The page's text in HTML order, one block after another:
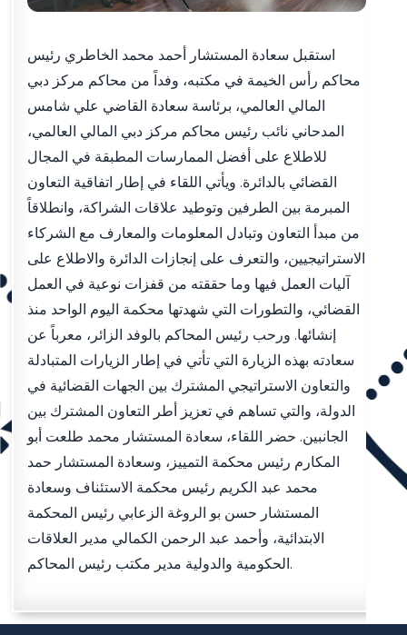
استقبل سعادة المستشار أحمد محمد الخاطري رئيس
محاكم رأس الخيمة في مكتبه، وفداً من محاكم مركز دبي
المالي العالمي، برئاسة سعادة القاضي علي شامس
المدحاني نائب رئيس محاكم مركز دبي المالي العالمي،
للاطلاع على أفضل الممارسات المطبقة في المجال
القضائي بالدائرة. ويأتي اللقاء في إطار اتفاقية التعاون
المبرمة بين الطرفين وتوطيد علاقات الشراكة، وانطلاقاً
من مبدأ التعاون وتبادل المعلومات والمعارف مع الشركاء
الاستراتيجيين، والتعرف على إنجازات الدائرة والاطلاع على
آليات العمل فيها وما حققته من قفزات نوعية في العمل
القضائي، والتطورات التي شهدتها محكمة اليوم الواحد منذ
إنشائها. ورحب رئيس المحاكم بالوفد الزائر، معرباً عن
سعادته بهذه الزيارة التي تأتي في إطار الزيارات المتبادلة
والتعاون الاستراتيجي المشترك بين الجهات القضائية في
الدولة، والتي تساهم في تعزيز أطر التعاون المشترك بين
الجانبين. حضر اللقاء، سعادة المستشار محمد طلعت أبو
المكارم رئيس محكمة التمييز، وسعادة المستشار حمد
محمد عبد الكريم رئيس محكمة الاستئناف وسعادة
المستشار حسن بو الروغة الزعابي رئيس المحكمة
الابتدائية، وأحمد عبد الرحمن الكمالي مدير العلاقات
الحكومية والدولية مدير مكتب رئيس المحاكم.